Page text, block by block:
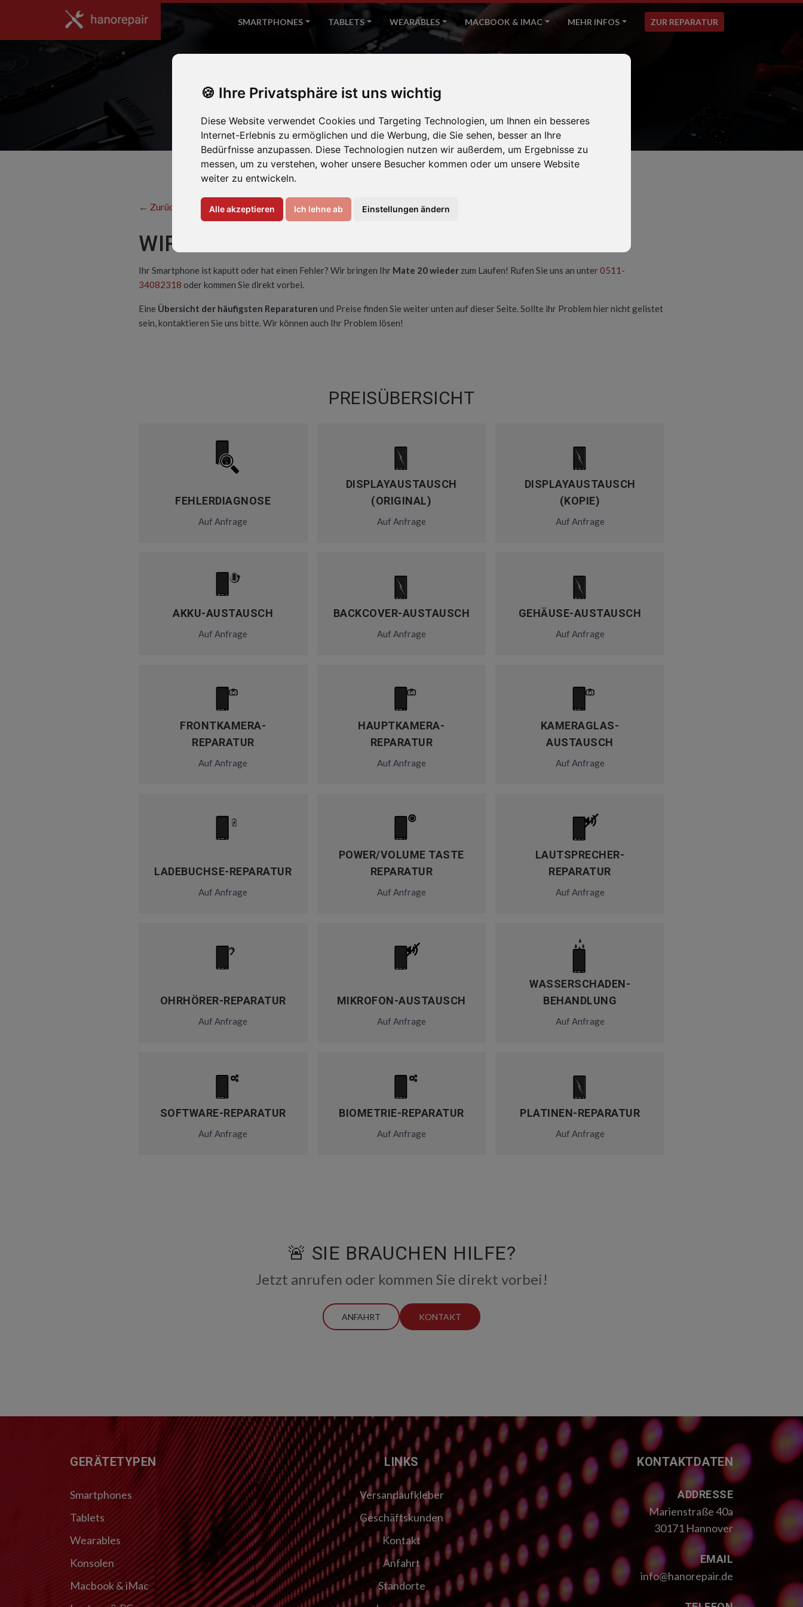
Ihre Privatsphäre ist uns wichtig
Diese Website verwendet Cookies und Targeting Technologien, um Ihnen ein besseres
Internet-Erlebnis zu ermöglichen und die Werbung, die Sie sehen, besser an Ihre
Bedürfnisse anzupassen. Diese Technologien nutzen wir außerdem, um Ergebnisse zu
messen, um zu verstehen, woher unsere Besucher kommen oder um unsere Website
weiter zu entwickeln.
Alle akzeptieren Ich lehne ab Einstellungen ändern
SMARTPHONES TABLETS WEARABLES MACBOOK & IMAC MEHR INFOS ZUR REPARATUR
← Zurück zum Hersteller
WIR REPARIEREN IHR HUAWEI MATE 20
Ihr Smartphone ist kaputt oder hat einen Fehler? Wir bringen Ihr Mate 20 wieder zum Laufen! Rufen Sie uns an unter0511-
34082318 oder kommen Sie direkt vorbei.
Eine Übersicht der häufigsten Reparaturen und Preise finden Sie weiter unten auf dieser Seite. Sollte ihr Problem hier nicht gelistet
sein, kontaktieren Sie uns bitte. Wir können auch Ihr Problem lösen!
PREISÜBERSICHT
FEHLERDIAGNOSE
Auf Anfrage
DISPLAYAUSTAUSCH
(ORIGINAL)
Auf Anfrage
DISPLAYAUSTAUSCH
(KOPIE)
Auf Anfrage
AKKU-AUSTAUSCH
Auf Anfrage
BACKCOVER-AUSTAUSCH
Auf Anfrage
GEHÄUSE-AUSTAUSCH
Auf Anfrage
FRONTKAMERA-
REPARATUR
Auf Anfrage
HAUPTKAMERA-
REPARATUR
Auf Anfrage
KAMERAGLAS-
AUSTAUSCH
Auf Anfrage
LADEBUCHSE-REPARATUR
Auf Anfrage
POWER/VOLUME TASTE
REPARATUR
Auf Anfrage
LAUTSPRECHER-
REPARATUR
Auf Anfrage
OHRHÖRER-REPARATUR
Auf Anfrage
MIKROFON-AUSTAUSCH
Auf Anfrage
WASSERSCHADEN-
BEHANDLUNG
Auf Anfrage
SOFTWARE-REPARATUR
Auf Anfrage
BIOMETRIE-REPARATUR
Auf Anfrage
PLATINEN-REPARATUR
Auf Anfrage
🚨 SIE BRAUCHEN HILFE?
Jetzt anrufen oder kommen Sie direkt vorbei!
ANFAHRT KONTAKT
FUSSZEILEGERÄTETYPEN
Smartphones
Tablets
Wearables
Konsolen
Macbook & iMac
LINKS
Versandaufkleber
Geschäftskunden
Kontakt
Anfahrt
Standorte
KONTAKTDATEN
ADDRESSE
Marienstraße 40a
30171 Hannover
EMAIL
info@hanorepair.de